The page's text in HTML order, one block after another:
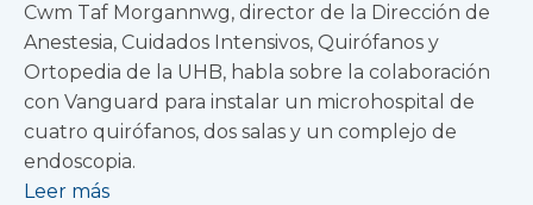
Cwm Taf Morgannwg, director de la Dirección de
Anestesia, Cuidados Intensivos, Quirófanos y
Ortopedia de la UHB, habla sobre la colaboración
con Vanguard para instalar un microhospital de
cuatro quirófanos, dos salas y un complejo de
endoscopia.
Leer más